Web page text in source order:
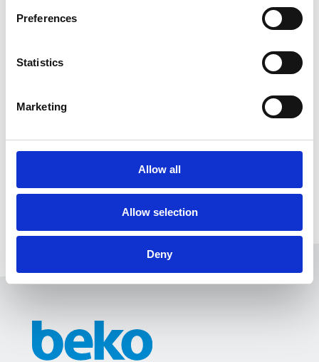
Preferences
Statistics
Marketing
Allow all
Allow selection
Deny